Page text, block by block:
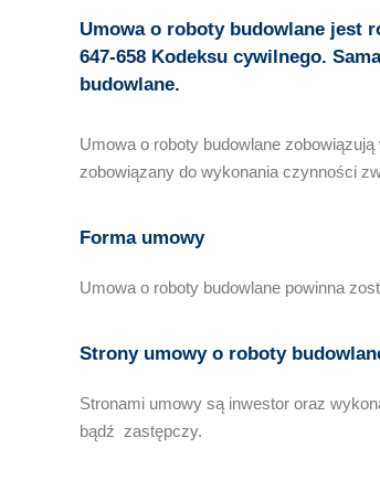
Umowa o roboty budowlane jest
647-658 Kodeksu cywilnego.
budowlane.
Umowa o roboty budowlane
zobowiązany do wykonania czynności
Forma umowy
Umowa o roboty budowlane powinna
Strony umowy o roboty
Stronami umowy są inwestor oraz
bądź zastępczy.